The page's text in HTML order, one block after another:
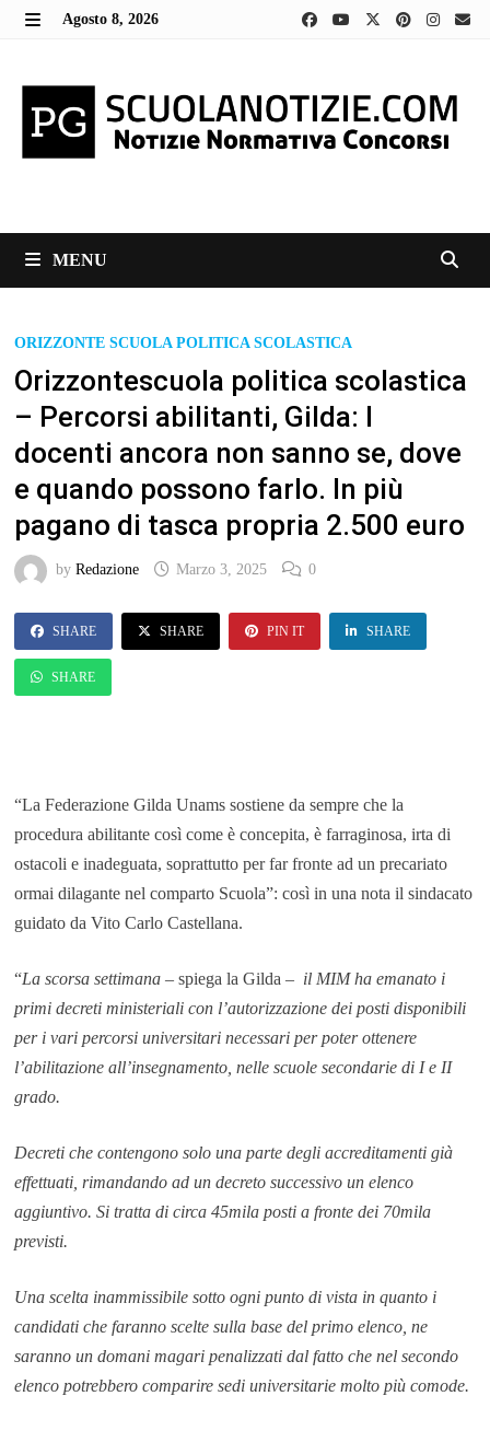
Skip
Agosto 8, 2026
MENU
ORIZZONTE SCUOLA POLITICA SCOLASTICA
Orizzontescuola politica scolastica
– Percorsi abilitanti, Gilda: I
docenti ancora non sanno se, dove
e quando possono farlo. In più
pagano di tasca propria 2.500 euro
by Redazione Marzo 3, 2025 0
SHARE SHARE PIN IT SHARE
SHARE
“La Federazione Gilda Unams sostiene da sempre che la
procedura abilitante così come è concepita, è farraginosa, irta di
ostacoli e inadeguata, soprattutto per far fronte ad un precariato
ormai dilagante nel comparto Scuola”: così in una nota il sindacato
guidato da Vito Carlo Castellana.
“La scorsa settimana – spiega la Gilda –il MIM ha emanato i
primi decreti ministeriali con l’autorizzazione dei posti disponibili
per i vari percorsi universitari necessari per poter ottenere
l’abilitazione all’insegnamento, nelle scuole secondarie di I e II
grado.
Decreti che contengono solo una parte degli accreditamenti già
effettuati, rimandando ad un decreto successivo un elenco
aggiuntivo. Si tratta di circa 45mila posti a fronte dei 70mila
previsti.
Una scelta inammissibile sotto ogni punto di vista in quanto i
candidati che faranno scelte sulla base del primo elenco, ne
saranno un domani magari penalizzati dal fatto che nel secondo
elenco potrebbero comparire sedi universitarie molto più comode.